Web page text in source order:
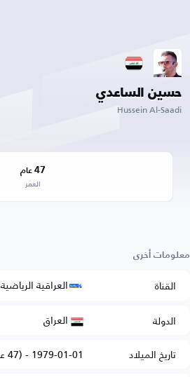
حسين الساعدي
Hussein Al-Saadi
47 عام
العمر
معلومات أخرى
القناة
العراقية الرياضية
الدولة
العراق
تاريخ الميلاد
1979-01-01 - (47 عام)